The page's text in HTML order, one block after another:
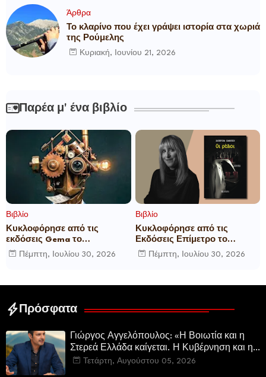
Άρθρα
Το κλαρίνο που έχει γράψει ιστορία στα χωριά
της Ρούμελης
Κυριακή, Ιουνίου 21, 2026
Παρέα μ' ένα βιβλίο
Βιβλίο
Κυκλοφόρησε από τις
εκδόσεις Gema το
μυθιστόρημα του γνωστού
δημοσιογράφου Γεώργιου Θ.
Πέμπτη, Ιουλίου 30, 2026
Βιβλίο
Κυκλοφόρησε από τις
Εκδόσεις Επίμετρο το
αστυνομικό μυθιστόρημα της
Κατερίνας Πανούση Οι ρόλοι
Πέμπτη, Ιουλίου 30, 2026
Πρόσφατα
Γιώργος Αγγελόπουλος: «Η Βοιωτία και η
Στερεά Ελλάδα καίγεται. Η Κυβέρνηση και η
Περιφερειακή Αρχή αυτοθαυμάζονται.»
Τετάρτη, Αυγούστου 05, 2026